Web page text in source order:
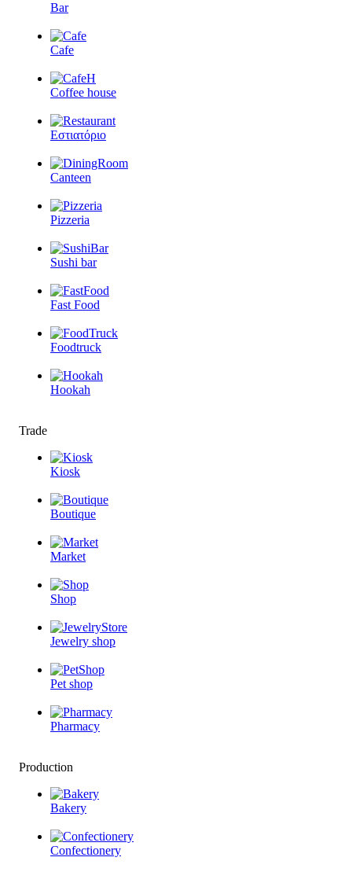
Bar
Cafe
Coffee house
Εστιατόριο
Canteen
Pizzeria
Sushi bar
Fast Food
Foodtruck
Hookah
Trade
Kiosk
Boutique
Market
Shop
Jewelry shop
Pet shop
Pharmacy
Production
Bakery
Confectionery